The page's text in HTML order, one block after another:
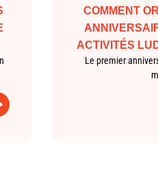
COMMENT
ACTIVITÉS
Le premier